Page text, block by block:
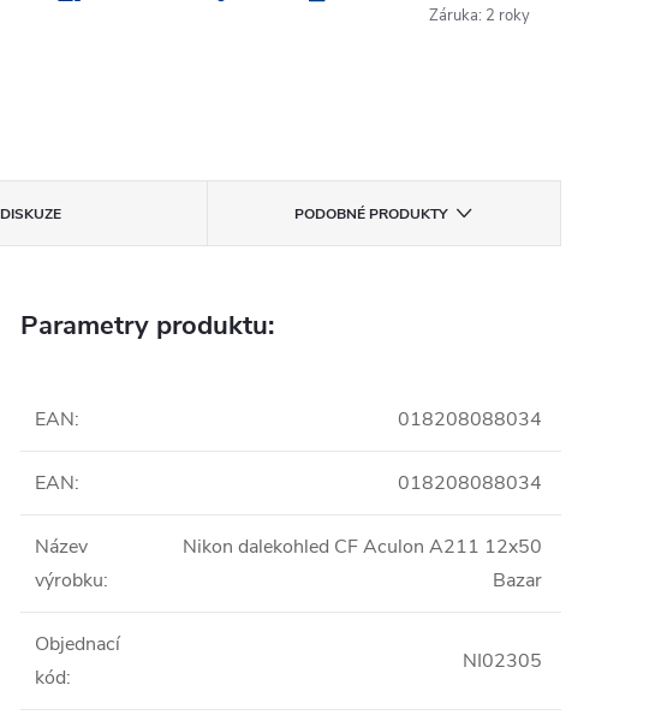
Záruka: 2 roky
DISKUZE PODOBNÉ PRODUKTY
Parametry produktu:
EAN: 018208088034
EAN: 018208088034
Název
výrobku:
Nikon dalekohled CF Aculon A211 12x50
Bazar
Objednací
kód:
NI02305